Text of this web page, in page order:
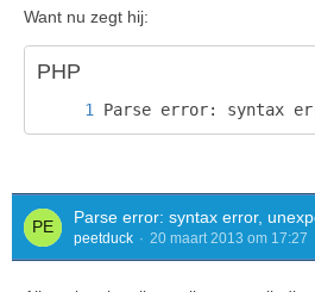
Want nu zegt hij:
PHP
Parse error: syntax
Parse error: syntax error,
peetduck 20 maart 2013 om 17:27